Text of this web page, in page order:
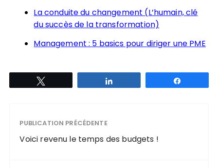
La conduite du changement (L’humain, clé
du succès de la transformation)
Management : 5 basics pour diriger une PME
PUBLICATION PRÉCÉDENTE
Voici revenu le temps des budgets !